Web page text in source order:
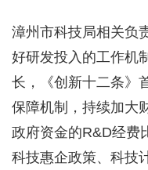
漳州市科技局相关负
好研发投入的工作机
长，《创新十二条》
保障机制，持续加大
政府资金的R&D经费
科技惠企政策、科技